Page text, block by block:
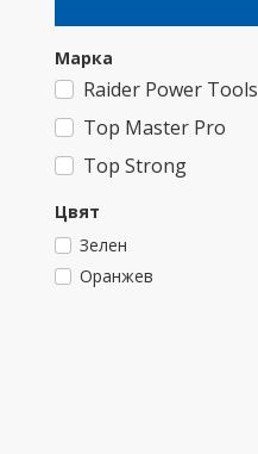
Марка
Raider Power Tools
Top Master Pro
Top Strong
Цвят
Зелен
Оранжев